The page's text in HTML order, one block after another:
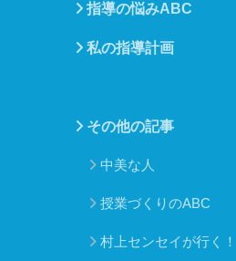
指導の悩みABC
私の指導計画
その他の記事
中美な人
授業づくりのABC
村上センセイが行く！